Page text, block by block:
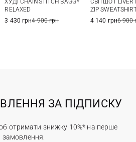
ХУДІ CHAINSTITCH BAGGY
RELAXED
3 430 грн4 900 грн
3XL
СВІТШОТ
ZIP
4 140 грн6 900
ЗА ПІДПИСКУ
отримати знижку 10%* на перше
замовлення.